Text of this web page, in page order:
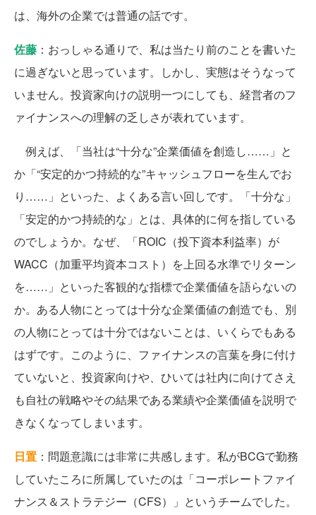
は、海外の企業では普通の話です。
佐藤 ：おっしゃる通りで、私は当たり前のことを書いた
に過ぎないと思っています。しかし、実態はそうなって
いません。投資家向けの説明一つにしても、経営者のフ
ァイナンスへの理解の乏しさが表れています。
例えば、「当社は“十分な”企業価値を創造し……」と
か「“安定的かつ持続的な”キャッシュフローを生んでお
り……」といった、よくある言い回しです。「十分な」
「安定的かつ持続的な」とは、具体的に何を指している
のでしょうか。なぜ、「ROIC（投下資本利益率）が
WACC（加重平均資本コスト）を上回る水準でリターン
を……」といった客観的な指標で企業価値を語らないの
か。ある人物にとっては十分な企業価値の創造でも、別
の人物にとっては十分ではないことは、いくらでもある
はずです。このように、ファイナンスの言葉を身に付け
ていないと、投資家向けや、ひいては社内に向けてさえ
も自社の戦略やその結果である業績や企業価値を説明で
きなくなってしまいます。
日置 ：問題意識には非常に共感します。私がBCGで勤務
していたころに所属していたのは「コーポレートファイ
ナンス＆ストラテジー（CFS）」というチームでした。